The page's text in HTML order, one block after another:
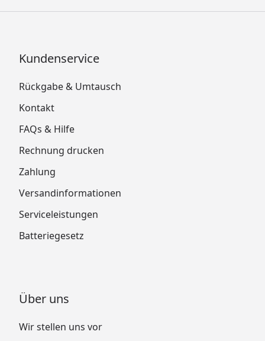
Kundenservice
Rückgabe & Umtausch
Kontakt
FAQs & Hilfe
Rechnung drucken
Zahlung
Versandinformationen
Serviceleistungen
Batteriegesetz
Über uns
Wir stellen uns vor